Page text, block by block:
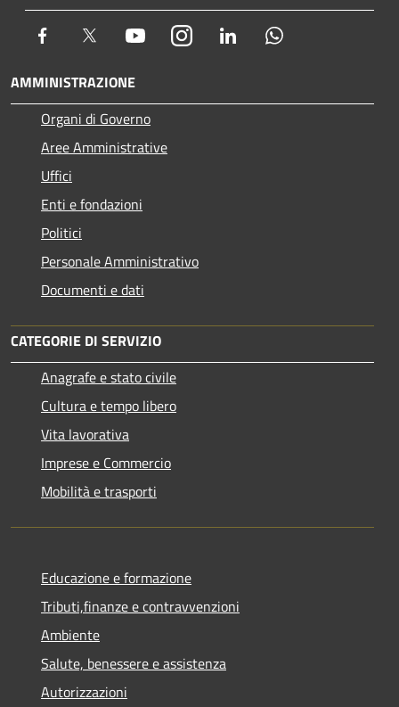
Facebook Twitter YoutubeInstagram LinkedIn
AMMINISTRAZIONE
Organi di Governo
Aree Amministrative
Uffici
Enti e fondazioni
Politici
Personale Amministrativo
Documenti e dati
CATEGORIE DI SERVIZIO
Anagrafe e stato civile
Cultura e tempo libero
Vita lavorativa
Imprese e Commercio
Mobilità e trasporti
Educazione e formazione
Tributi,finanze e contravvenzioni
Ambiente
Salute, benessere e assistenza
Autorizzazioni